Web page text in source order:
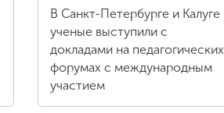
В Санкт-Петербурге и Калуге
ученые выступили с
докладами на педагогических
форумах с международным
участием